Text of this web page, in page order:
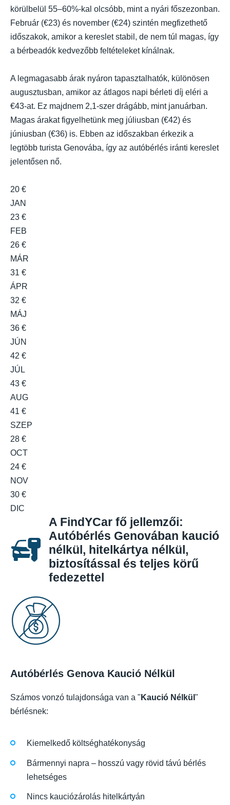
körülbelül 55–60%-kal olcsóbb, mint a nyári főszezonban.
Február (€23) és november (€24) szintén megfizethető
időszakok, amikor a kereslet stabil, de nem túl magas, így
a bérbeadók kedvezőbb feltételeket kínálnak.
A legmagasabb árak nyáron tapasztalhatók, különösen
augusztusban, amikor az átlagos napi bérleti díj eléri a
€43-at. Ez majdnem 2,1-szer drágább, mint januárban.
Magas árakat figyelhetünk meg júliusban (€42) és
júniusban (€36) is. Ebben az időszakban érkezik a
legtöbb turista Genovába, így az autóbérlés iránti kereslet
jelentősen nő.
20 €
JAN
23 €
FEB
26 €
MÁR
31 €
ÁPR
32 €
MÁJ
36 €
JÚN
42 €
JÚL
43 €
AUG
41 €
SZEP
28 €
OCT
24 €
NOV
30 €
DIC
A FindYCar fő jellemzői:
Autóbérlés Genovában kaució
nélkül, hitelkártya nélkül,
biztosítással és teljes körű
fedezettel
Autóbérlés Genova Kaució Nélkül
Számos vonzó tulajdonsága van a " Kaució Nélkül "
bérlésnek:
Kiemelkedő költséghatékonyság
Bármennyi napra – hosszú vagy rövid távú bérlés
lehetséges
Nincs kauciózárolás hitelkártyán